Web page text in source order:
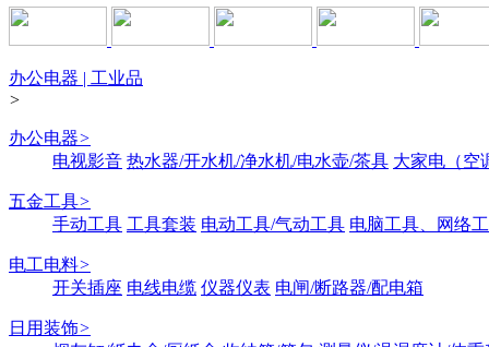
办公电器 | 工业品
>
办公电器>
电视影音 热水器/开水机/净水机/电水壶/茶具 大家电（空
五金工具>
手动工具 工具套装 电动工具/气动工具 电脑工具、网络
电工电料>
开关插座 电线电缆 仪器仪表 电闸/断路器/配电箱
日用装饰>